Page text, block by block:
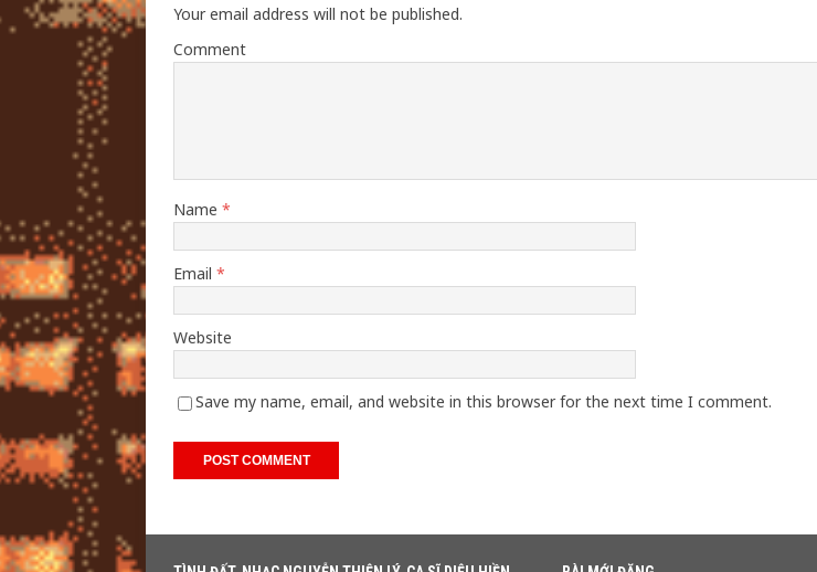
Your email address will not be published.
Comment
Name *
Email *
Website
Save my name, email, and website in this browser for the next time I comment.